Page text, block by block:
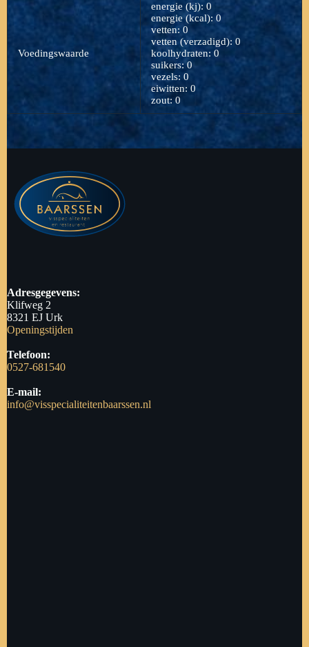
Voedingswaarde
energie (kj): 0
energie (kcal): 0
vetten: 0
vetten (verzadigd): 0
koolhydraten: 0
suikers: 0
vezels: 0
eiwitten: 0
zout: 0
Adresgegevens:
Klifweg 2
8321 EJ Urk
Openingstijden
Telefoon:
0527-681540
E-mail:
info@visspecialiteitenbaarssen.nl